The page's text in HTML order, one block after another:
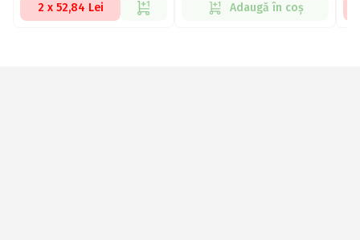
2 x 52,84 Lei Adaugă în coș